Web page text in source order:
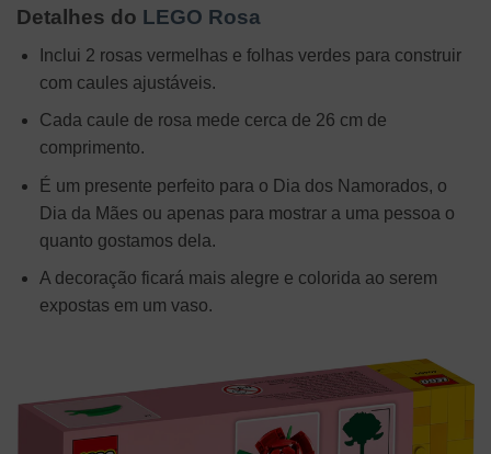
Detalhes do LEGO Rosa
Inclui 2 rosas vermelhas e folhas verdes para construir
com caules ajustáveis.
Cada caule de rosa mede cerca de 26 cm de
comprimento.
É um presente perfeito para o Dia dos Namorados, o
Dia da Mães ou apenas para mostrar a uma pessoa o
quanto gostamos dela.
A decoração ficará mais alegre e colorida ao serem
expostas em um vaso.